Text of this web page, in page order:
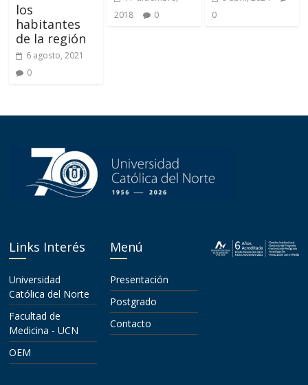
los
habitantes
de la región
6 agosto, 2021
0
2018
0
0
Links Interés
Universidad
Católica del Norte
Facultad de
Medicina - UCN
OEM
Menú
Presentación
Postgrado
Contacto